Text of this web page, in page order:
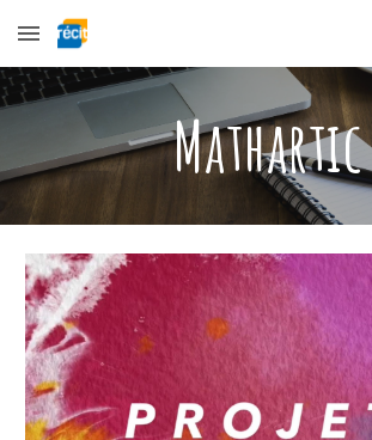
Skip to main content
Mathartic